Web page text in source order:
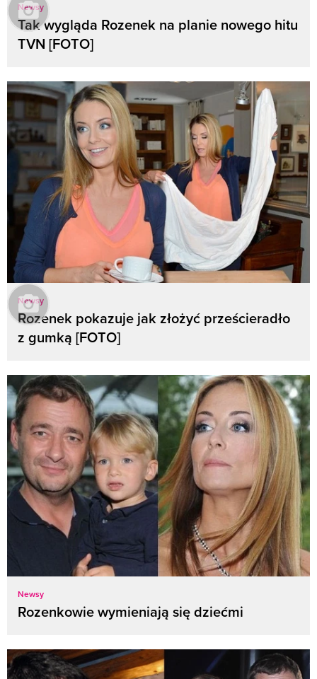
Newsy
Tak wygląda Rozenek na planie nowego hitu
TVN [FOTO]
Newsy
Rozenek pokazuje jak złożyć prześcieradło
z gumką [FOTO]
Newsy
Rozenkowie wymieniają się dziećmi